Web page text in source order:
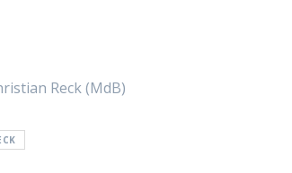
Reck (MdB)